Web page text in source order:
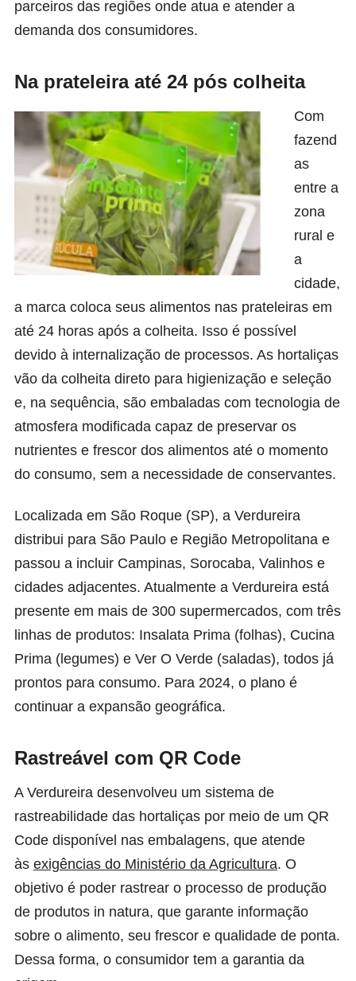
parceiros das regiões onde atua e atender a
demanda dos consumidores.
Na prateleira até 24 pós colheita
Com
fazend
as
entre a
zona
rural e
a
cidade,
a marca coloca seus alimentos nas prateleiras em
até 24 horas após a colheita. Isso é possível
devido à internalização de processos. As hortaliças
vão da colheita direto para higienização e seleção
e, na sequência, são embaladas com tecnologia de
atmosfera modificada capaz de preservar os
nutrientes e frescor dos alimentos até o momento
do consumo, sem a necessidade de conservantes.
Localizada em São Roque (SP), a Verdureira
distribui para São Paulo e Região Metropolitana e
passou a incluir Campinas, Sorocaba, Valinhos e
cidades adjacentes. Atualmente a Verdureira está
presente em mais de 300 supermercados, com três
linhas de produtos: Insalata Prima (folhas), Cucina
Prima (legumes) e Ver O Verde (saladas), todos já
prontos para consumo. Para 2024, o plano é
continuar a expansão geográfica.
Rastreável com QR Code
A Verdureira desenvolveu um sistema de
rastreabilidade das hortaliças por meio de um QR
Code disponível nas embalagens, que atende
às exigências do Ministério da Agricultura. O
objetivo é poder rastrear o processo de produção
de produtos in natura, que garante informação
sobre o alimento, seu frescor e qualidade de ponta.
Dessa forma, o consumidor tem a garantia da